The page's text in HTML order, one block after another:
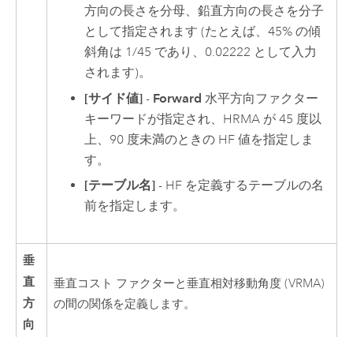
方向の長さを分母、鉛直方向の長さを分子
として指定されます (たとえば、45% の傾
斜角は 1/45 であり、0.02222 として入力
されます)。
[サイド値] - Forward 水平方向ファクター
キーワードが指定され、HRMA が 45 度以
上、90 度未満のときの HF 値を指定しま
す。
[テーブル名] - HF を定義するテーブルの名
前を指定します。
垂
直
方
向
垂直コスト ファクターと垂直相対移動角度 (VRMA)
の間の関係を定義します。